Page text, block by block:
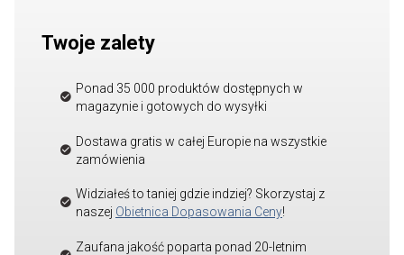
Twoje zalety
Ponad 35 000 produktów dostępnych w
magazynie i gotowych do wysyłki
Dostawa gratis w całej Europie na wszystkie
zamówienia
Widziałeś to taniej gdzie indziej? Skorzystaj z
naszej Obietnica Dopasowania Ceny!
Zaufana jakość poparta ponad 20-letnim